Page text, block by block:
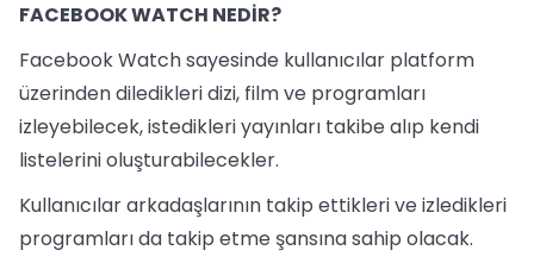
FACEBOOK WATCH NEDİR?
Facebook Watch sayesinde kullanıcılar platform
üzerinden diledikleri dizi, film ve programları
izleyebilecek, istedikleri yayınları takibe alıp kendi
listelerini oluşturabilecekler.
Kullanıcılar arkadaşlarının takip ettikleri ve izledikleri
programları da takip etme şansına sahip olacak.